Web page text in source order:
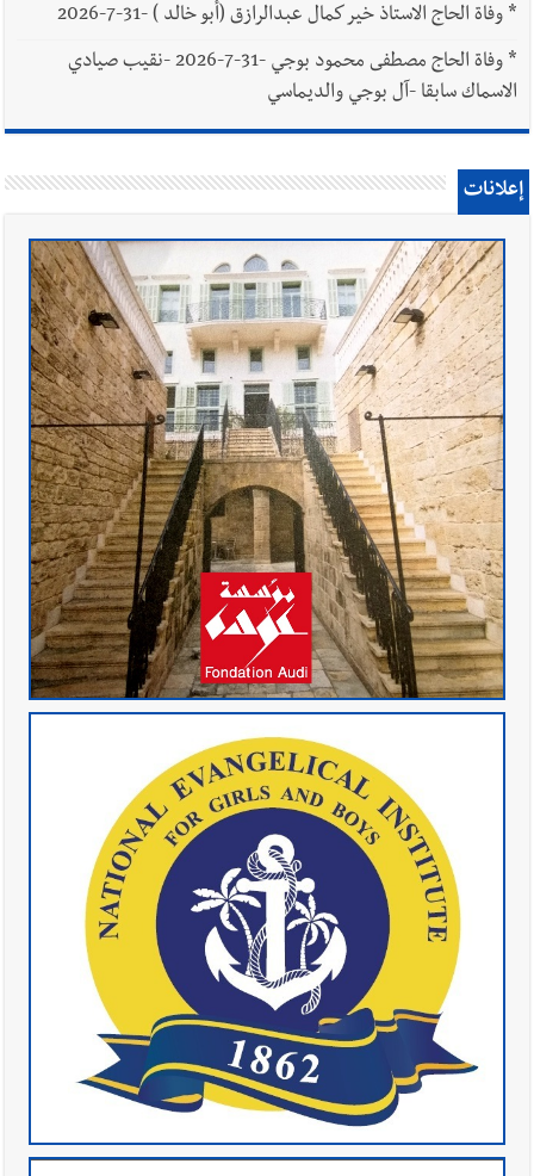
*وفاة الحاج الاستاذ خير كمال عبدالرازق (أبو خالد ) -31-7-2026
*
وفاة الحاج مصطفى محمود بوجي -31-7-2026 -نقيب صيادي
الاسماك سابقا -آل بوجي والديماسي
إعلانات